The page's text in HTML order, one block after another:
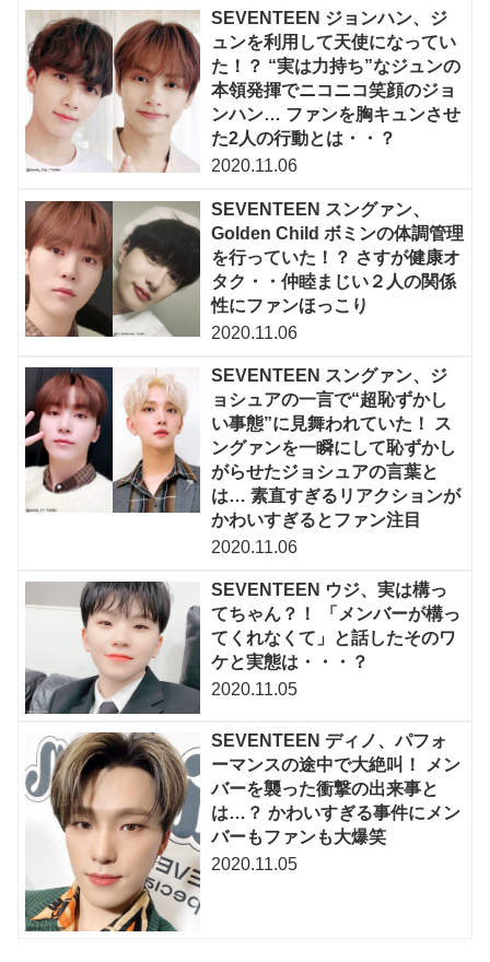
SEVENTEEN ジョンハン、ジ
ュンを利用して天使になってい
た！？ “実は力持ち”なジュンの
本領発揮でニコニコ笑顔のジョ
ンハン… ファンを胸キュンさせ
た2人の行動とは・・？
2020.11.06
SEVENTEEN スングァン、
Golden Child ボミンの体調管理
を行っていた！？ さすが健康オ
タク・・仲睦まじい２人の関係
性にファンほっこり
2020.11.06
SEVENTEEN スングァン、ジ
ョシュアの一言で“超恥ずかし
い事態”に見舞われていた！ ス
ングァンを一瞬にして恥ずかし
がらせたジョシュアの言葉と
は… 素直すぎるリアクションが
かわいすぎるとファン注目
2020.11.06
SEVENTEEN ウジ、実は構っ
てちゃん？！ 「メンバーが構っ
てくれなくて」と話したそのワ
ケと実態は・・・？
2020.11.05
SEVENTEEN ディノ、パフォ
ーマンスの途中で大絶叫！ メン
バーを襲った衝撃の出来事と
は…？ かわいすぎる事件にメン
バーもファンも大爆笑
2020.11.05